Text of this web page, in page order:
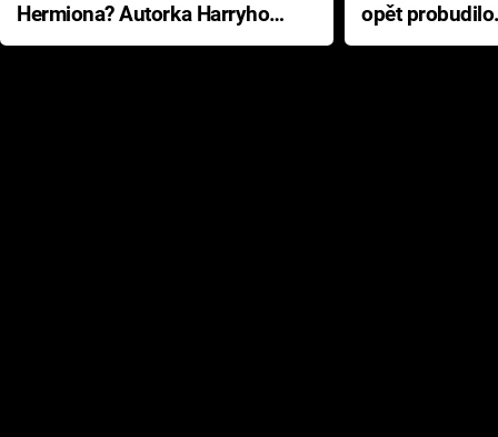
Hermiona? Autorka Harryho
Pottera přišla s ráznou
opět
přichází s